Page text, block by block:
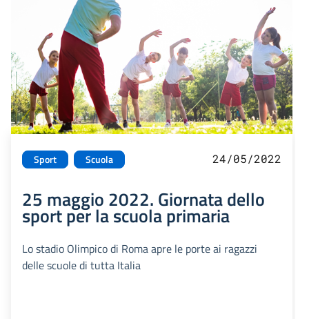
Sport Scuola 24/05/2022
25 maggio 2022. Giornata dello
sport per la scuola primaria
Lo stadio Olimpico di Roma apre le porte ai ragazzi
delle scuole di tutta Italia